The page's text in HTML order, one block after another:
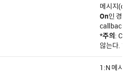
메시지
On인 경
callback
*주의:
않는다.
1:N 메시